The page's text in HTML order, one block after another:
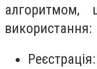
алгоритмом,
використання: